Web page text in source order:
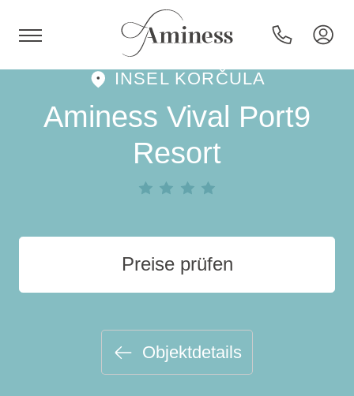
HR
Hotels und Resorts
Campingplätze
Reiseziele
Urlaubsarten
INSEL KORČULA
Aminess Vival Port9
Resort
Preise prüfen
Objektdetails